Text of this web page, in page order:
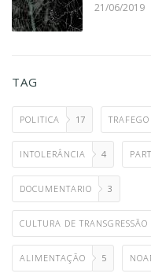
21/06/2019
TAG
POLITICA 17
INTOLERÂNCIA 4
DOCUMENTARIO 3
CULTURA DE
ALIMENTAÇÃO 5